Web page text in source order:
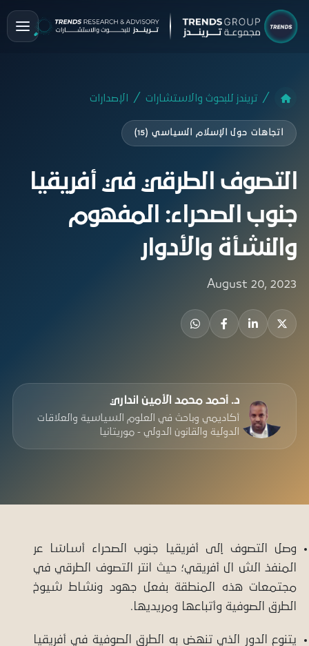
تريندز للبحوث والاستشارات الإصدارات
اتجاهات حول الإسلام السياسي (15)
التصوف الطرقي في أفريقيا
جنوب الصحراء: المفهوم
والنشأة والأدوار
August 20, 2023
د. أحمد محمد الأمين انداري
أكاديمي وباحث في العلوم السياسية والعلاقات
الدولية والقانون الدولي - موريتانيا
وصل التصوف إلى أفريقيا جنوب الصحراء أساسًا عر
المنفذ الش ال أفريقي؛ حيث انتر التصوف الطرقي في
مجتمعات هذه المنطقة بفعل جهود ونشاط شيوخ
الطرق الصوفية وأتباعها ومريديها.
يتنوع الدور الذي تنهض به الطرق الصوفية في أفريقيا